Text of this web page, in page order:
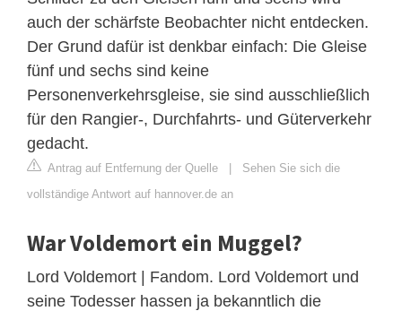
auch der schärfste Beobachter nicht entdecken.
Der Grund dafür ist denkbar einfach: Die Gleise
fünf und sechs sind keine
Personenverkehrsgleise, sie sind ausschließlich
für den Rangier-, Durchfahrts- und Güterverkehr
gedacht.
Antrag auf Entfernung der Quelle | Sehen Sie sich die
vollständige Antwort auf hannover.de an
War Voldemort ein Muggel?
Lord Voldemort | Fandom. Lord Voldemort und
seine Todesser hassen ja bekanntlich die